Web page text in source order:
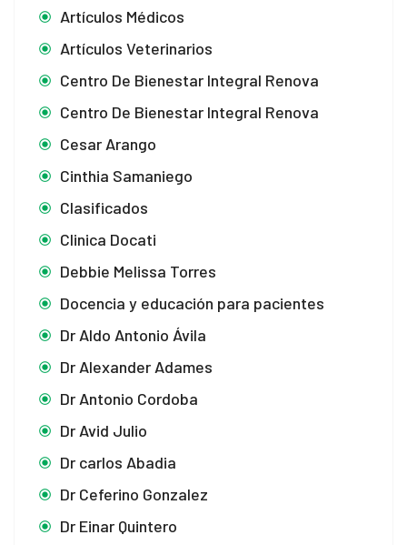
Artículos Médicos
Artículos Veterinarios
Centro De Bienestar Integral Renova
Centro De Bienestar Integral Renova
Cesar Arango
Cinthia Samaniego
Clasificados
Clinica Docati
Debbie Melissa Torres
Docencia y educación para pacientes
Dr Aldo Antonio Ávila
Dr Alexander Adames
Dr Antonio Cordoba
Dr Avid Julio
Dr carlos Abadia
Dr Ceferino Gonzalez
Dr Einar Quintero